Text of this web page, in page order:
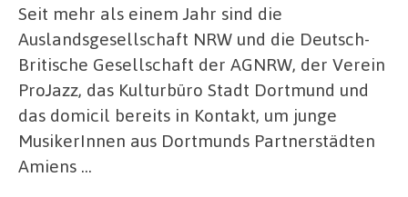
Seit mehr als einem Jahr sind die
Auslandsgesellschaft NRW und die Deutsch-
Britische Gesellschaft der AGNRW, der Verein
ProJazz, das Kulturbüro Stadt Dortmund und
das domicil bereits in Kontakt, um junge
MusikerInnen aus Dortmunds Partnerstädten
Amiens …